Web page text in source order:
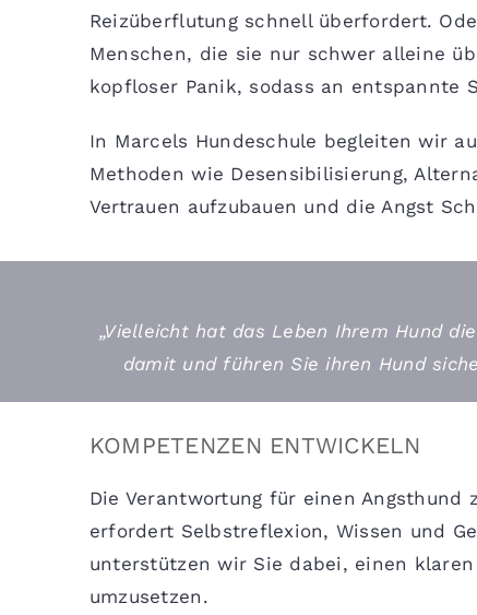
Reizüberflutung schnell überfordert.
Menschen, die sie nur schwer alleine
kopfloser Panik, sodass an entspannte
In Marcels Hundeschule begleiten wir
Methoden wie Desensibilisierung,
Vertrauen aufzubauen und die Angst
„Vielleicht hat das Leben Ihrem Hund
damit und führen Sie ihren Hund
KOMPETENZEN ENTWICKELN
Die Verantwortung für einen Angsthund
erfordert Selbstreflexion, Wissen und
unterstützen wir Sie dabei, einen
umzusetzen.